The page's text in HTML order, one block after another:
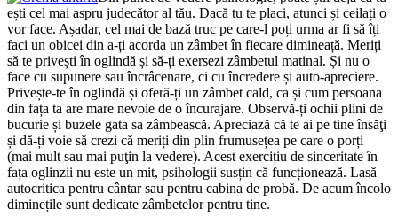
ești cel mai aspru judecător al tău. Dacă tu te placi, atunci și ceilați o
vor face. Așadar, cel mai de bază truc pe care-l poți urma ar fi să îți
faci un obicei din a-ți acorda un zâmbet în fiecare dimineață. Meriți
să te privești în oglindă și să-ți exersezi zâmbetul matinal. Și nu o
face cu supunere sau încrâcenare, ci cu încredere și auto-apreciere.
Privește-te în oglindă și oferă-ți un zâmbet cald, ca și cum persoana
din fața ta are mare nevoie de o încurajare. Observă-ți ochii plini de
bucurie și buzele gata sa zâmbească. Apreciază că te ai pe tine însăţi
și dă-ți voie să crezi că meriți din plin frumusețea pe care o porți
(mai mult sau mai puţin la vedere). Acest exercițiu de sinceritate în
fața oglinzii nu este un mit, psihologii susțin că funcționează. Lasă
autocritica pentru cântar sau pentru cabina de probă. De acum încolo
diminețile sunt dedicate zâmbetelor pentru tine.